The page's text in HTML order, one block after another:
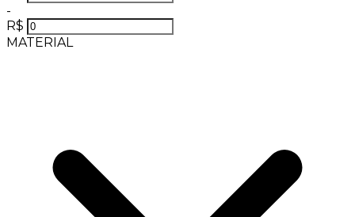
-
R$
MATERIAL